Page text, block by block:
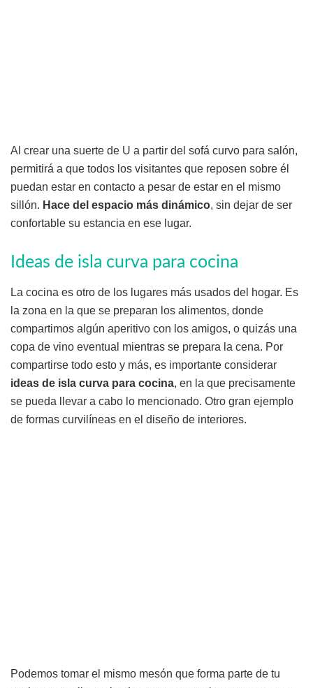
Al crear una suerte de U a partir del sofá curvo para salón,
permitirá a que todos los visitantes que reposen sobre él
puedan estar en contacto a pesar de estar en el mismo
sillón. Hace del espacio más dinámico, sin dejar de ser
confortable su estancia en ese lugar.
Ideas de isla curva para cocina
La cocina es otro de los lugares más usados del hogar. Es
la zona en la que se preparan los alimentos, donde
compartimos algún aperitivo con los amigos, o quizás una
copa de vino eventual mientras se prepara la cena. Por
compartirse todo esto y más, es importante considerar
ideas de isla curva para cocina, en la que precisamente
se pueda llevar a cabo lo mencionado. Otro gran ejemplo
de formas curvilíneas en el diseño de interiores.
Podemos tomar el mismo mesón que forma parte de tu